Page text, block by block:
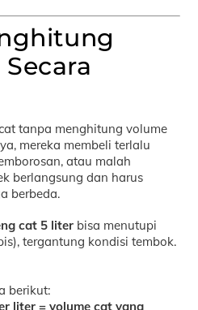
tanpa menghitung volume
mereka membeli terlalu
atau malah
berlangsung dan harus
berbeda.
cat 5 liter bisa menutupi
tergantung kondisi tembok.
berikut:
liter = volume cat yang